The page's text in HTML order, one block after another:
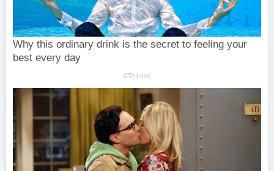
Comparta la información utilizando los botones de las
redes sociales.
WhatsAppCompartirTwittearCompartir
Pin Telegram